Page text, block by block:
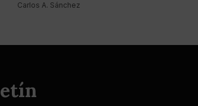
Carlos A. Sánchez